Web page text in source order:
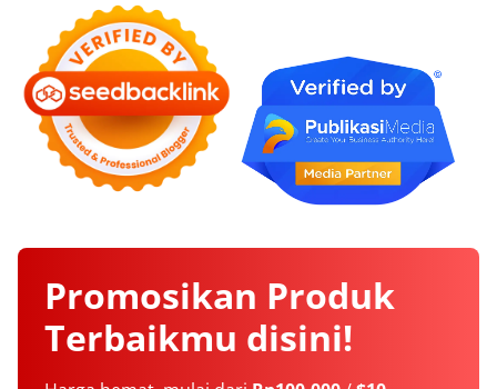
Promosikan Produk
Terbaikmu disini!